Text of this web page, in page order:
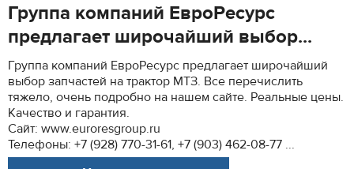
Группа компаний ЕвроРесурс
предлагает широчайший выбор...
Группа компаний ЕвроРесурс предлагает широчайший
выбор запчастей на трактор МТЗ. Все перечислить
тяжело, очень подробно на нашем сайте. Реальные цены.
Качество и гарантия.
Сайт: www.euroresgroup.ru
Телефоны: +7 (928) 770-31-61, +7 (903) 462-08-77 ...